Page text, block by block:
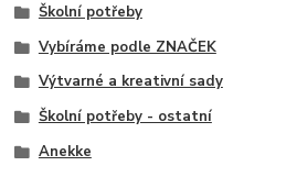
Školní potřeby
Vybíráme podle ZNAČEK
Výtvarné a kreativní sady
Školní potřeby - ostatní
Anekke